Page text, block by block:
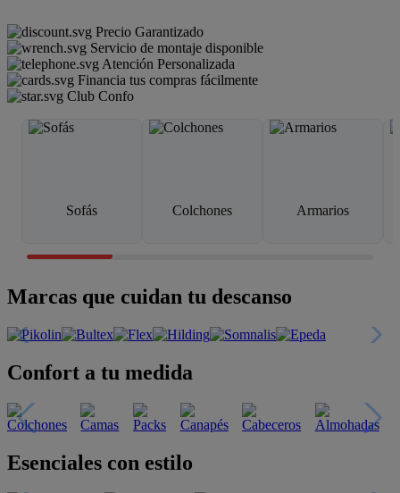
Precio Garantizado
Servicio de montaje disponible
Atención Personalizada
Financia tus compras fácilmente
Club Confo
Sofás Colchones Armarios
Marcas que cuidan tu descanso
Confort a tu medida
Esenciales con estilo